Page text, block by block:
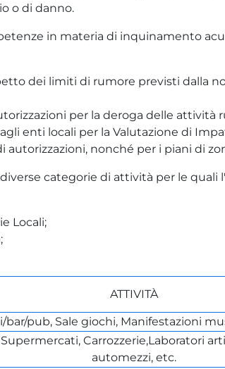
o di danno.
in materia di inquinamento
dei limiti di rumore previsti dalla
per la deroga delle attività
enti locali per la Valutazione di
nonché per i piani di
categorie di attività per le quali
Locali;
ATTIVITÀ
pub, Sale giochi, Manifestazioni
Carrozzerie,Laboratori
automezzi, etc.